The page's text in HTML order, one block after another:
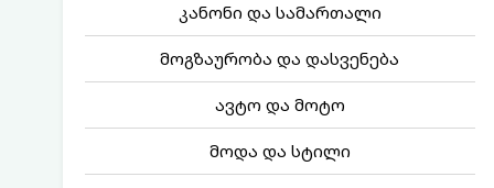
კანონი და სამართალი
მოგზაურობა და დასვენება
ავტო და მოტო
მოდა და სტილი